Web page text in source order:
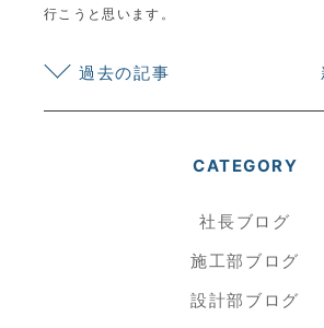
行こうと思います。
過去の記事
CATEGORY
社長ブログ
施工部ブログ
設計部ブログ